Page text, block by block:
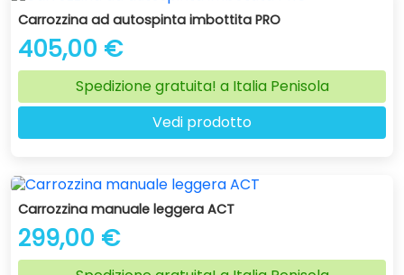
Carrozzina ad autospinta imbottita PRO
405,00 €
Spedizione gratuita! a Italia Penisola
Vedi prodotto
Carrozzina manuale leggera ACT
299,00 €